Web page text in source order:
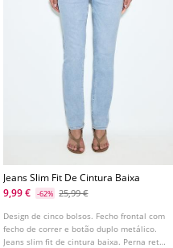
Jeans Slim Fit De Cintura Baixa
9,99 €
-62% 25,99 €
Design de cinco bolsos. Fecho frontal com
fecho de correr e botão duplo metálico.
Jeans slim fit de cintura baixa. Perna reta